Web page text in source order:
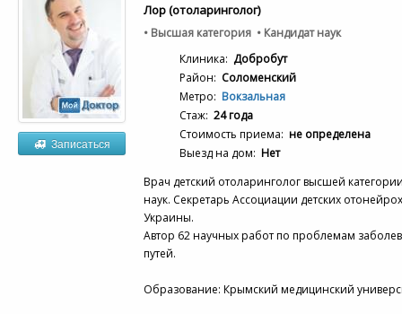
Записаться
Лор (отоларинголог)
• Высшая категория • Кандидат наук
Клиника: Добробут
Район: Соломенский
Метро: Вокзальная
Стаж: 24 года
Стоимость приема: не определена
Выезд на дом: Нет
Врач детский отоларинголог высшей
наук. Секретарь Ассоциации детских
Украины.
Автор 62 научных работ по проблемам
путей.
Образование: Крымский медицинский